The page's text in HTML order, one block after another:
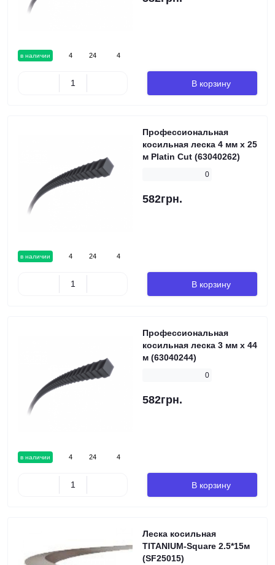
в наличии 4 24 4
В корзину
в наличии 4 24 4
Профессиональная
косильная леска 4 мм x 25
м Platin Cut (63040262)
0
582грн.
В корзину
в наличии 4 24 4
Профессиональная
косильная леска 3 мм x 44
м (63040244)
0
582грн.
В корзину
Леска косильная
TITANIUM-Square 2.5*15м
(SF25015)